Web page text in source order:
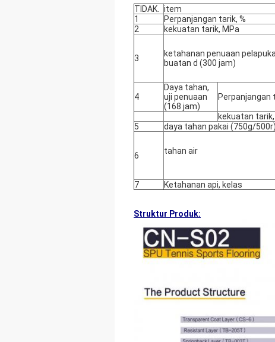
TIDAK. item
1
Perpanjangan tarik, %
2
kekuatan tarik, MPa
3
ketahanan penuaan
buatan d (300 jam)
4
Daya tahan,
uji penuaan
(168 jam)
Perpanjangan
kekuatan
5
daya tahan pakai (750g/
6 tahan air
7
Ketahanan api, kelas
Struktur Produk: